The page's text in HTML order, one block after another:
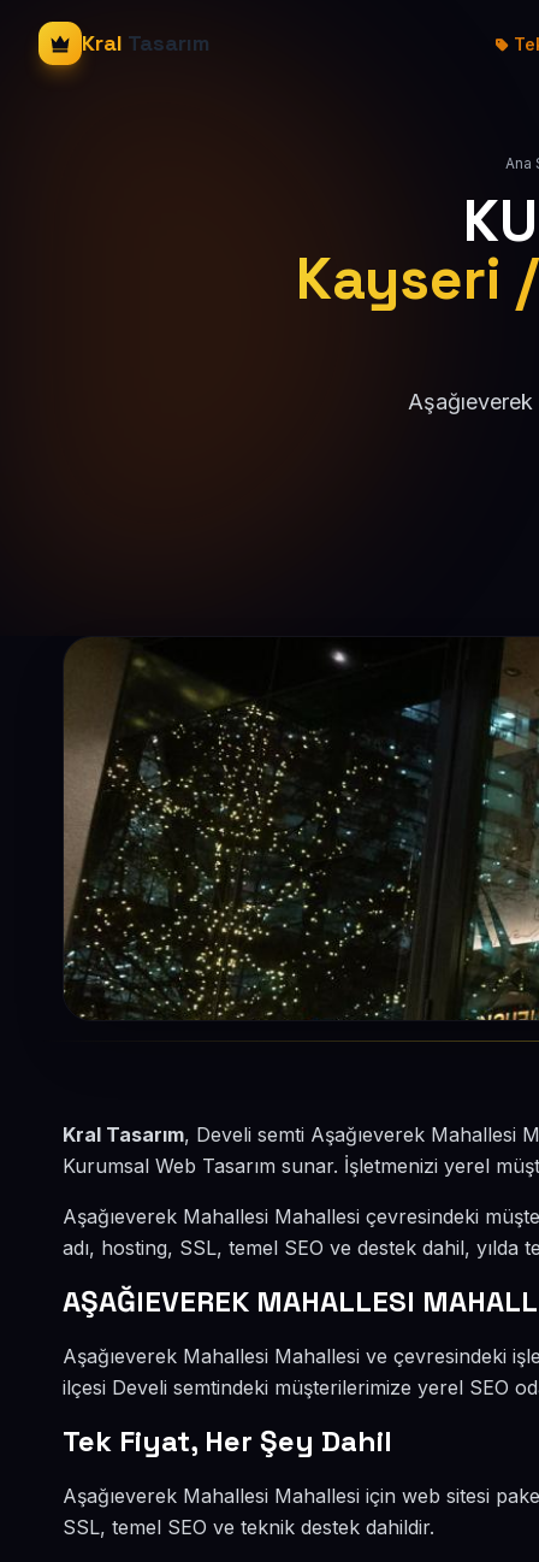
Kral Tasarım
Ana
Kayseri
Kral Tasarım, Develi semti Aşağıeverek Mahallesi
Kurumsal Web Tasarım sunar. İşletmenizi yerel
Aşağıeverek Mahallesi Mahallesi çevresindeki
adı, hosting, SSL, temel SEO ve destek dahil, yılda
AŞAĞIEVEREK MAHALLESI
Aşağıeverek Mahallesi Mahallesi ve çevresindeki
ilçesi Develi semtindeki müşterilerimize yerel SEO
Tek Fiyat, Her Şey Dahil
Aşağıeverek Mahallesi Mahallesi için web sitesi
SSL, temel SEO ve teknik destek dahildir.